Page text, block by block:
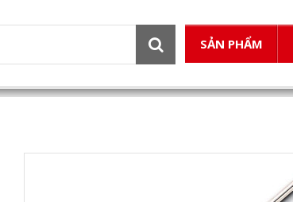
SẢN PHẨM